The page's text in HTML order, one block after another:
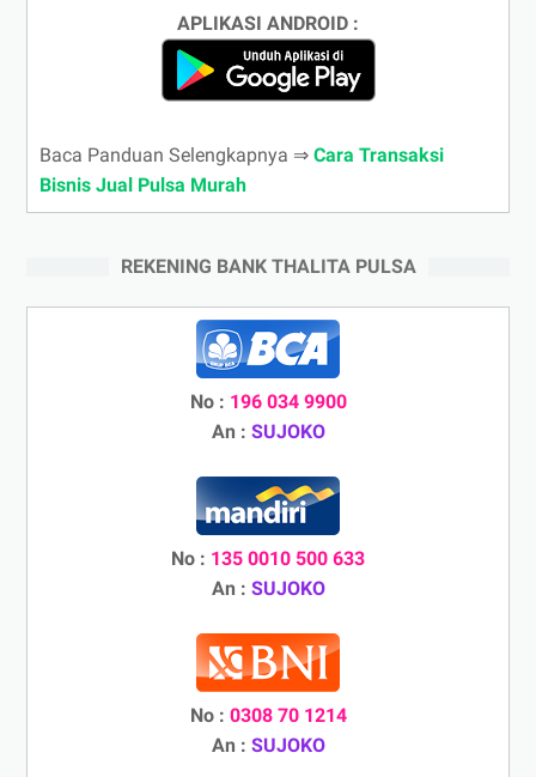
APLIKASI ANDROID :
Baca Panduan Selengkapnya ⇒ Cara Transaksi
Bisnis Jual Pulsa Murah
REKENING BANK THALITA PULSA
No : 196 034 9900
An : SUJOKO
No : 135 0010 500 633
An : SUJOKO
No : 0308 70 1214
An : SUJOKO